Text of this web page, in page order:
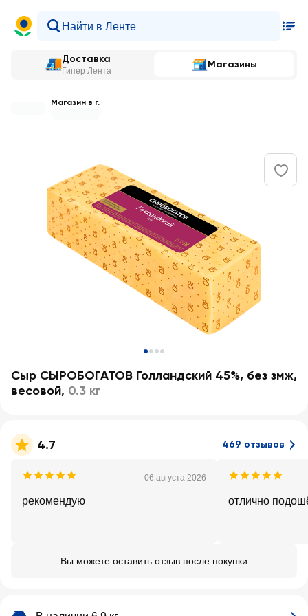
Доставка
Гипер Лента
Магазины
Магазин в г.
Сыр СЫРОБОГАТОВ Голландский 45%, без змж,
весовой, 0.3 кг
4.7 469 отзывов
06 августа 2026
рекомендую отлично
Вы можете оставить отзыв после покупки